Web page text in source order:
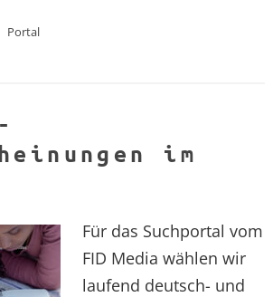
Portal
im
Für das Suchportal vom
FID Media wählen wir
laufend deutsch- und